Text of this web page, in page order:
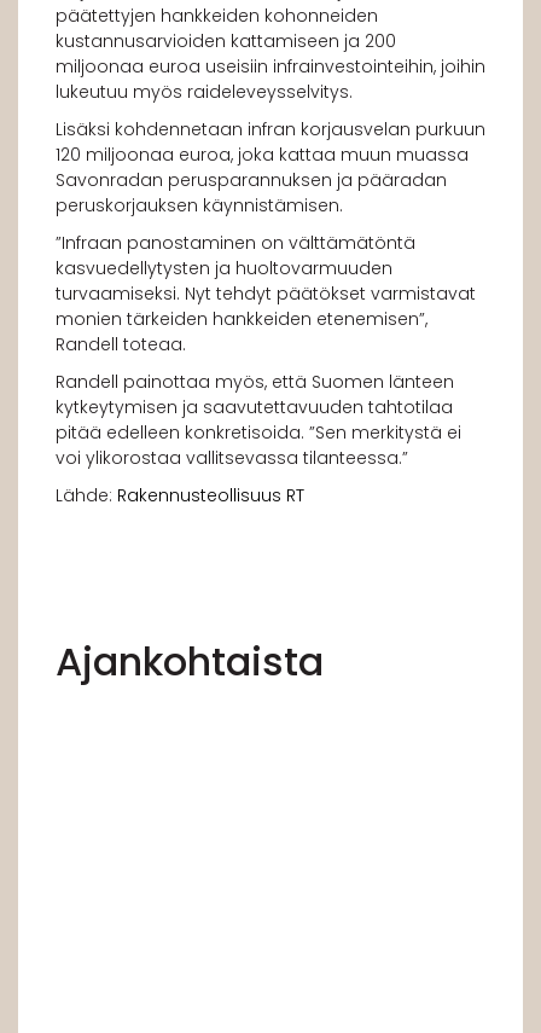
päätettyjen hankkeiden kohonneiden
kustannusarvioiden kattamiseen ja 200
miljoonaa euroa useisiin infrainvestointeihin, joihin
lukeutuu myös raideleveysselvitys.
Lisäksi kohdennetaan infran korjausvelan purkuun
120 miljoonaa euroa, joka kattaa muun muassa
Savonradan perusparannuksen ja pääradan
peruskorjauksen käynnistämisen.
”Infraan panostaminen on välttämätöntä
kasvuedellytysten ja huoltovarmuuden
turvaamiseksi. Nyt tehdyt päätökset varmistavat
monien tärkeiden hankkeiden etenemisen”,
Randell toteaa.
Randell painottaa myös, että Suomen länteen
kytkeytymisen ja saavutettavuuden tahtotilaa
pitää edelleen konkretisoida. ”Sen merkitystä ei
voi ylikorostaa vallitsevassa tilanteessa.”
Lähde: Rakennusteollisuus RT
Ajankohtaista